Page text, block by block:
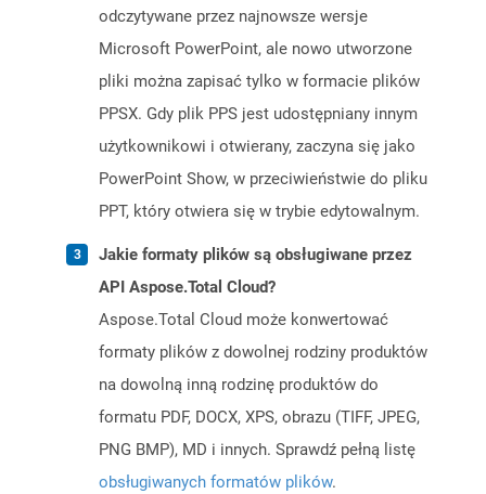
odczytywane przez najnowsze wersje
Microsoft PowerPoint, ale nowo utworzone
pliki można zapisać tylko w formacie plików
PPSX. Gdy plik PPS jest udostępniany innym
użytkownikowi i otwierany, zaczyna się jako
PowerPoint Show, w przeciwieństwie do pliku
PPT, który otwiera się w trybie edytowalnym.
Jakie formaty plików są obsługiwane przez
API Aspose.Total Cloud?
Aspose.Total Cloud może konwertować
formaty plików z dowolnej rodziny produktów
na dowolną inną rodzinę produktów do
formatu PDF, DOCX, XPS, obrazu (TIFF, JPEG,
PNG BMP), MD i innych. Sprawdź pełną listę
obsługiwanych formatów plików.